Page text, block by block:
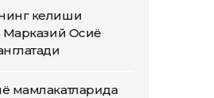
келиши
Марказий Осиё
мамлакатларида